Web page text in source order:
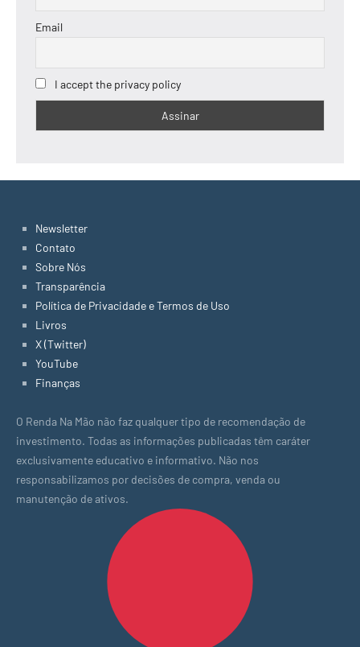
Email
I accept the privacy policy
Newsletter
Contato
Sobre Nós
Transparência
Política de Privacidade e Termos de Uso
Livros
X (Twitter)
YouTube
Finanças
O Renda Na Mão não faz qualquer tipo de recomendação de
investimento. Todas as informações publicadas têm caráter
exclusivamente educativo e informativo. Não nos
responsabilizamos por decisões de compra, venda ou
manutenção de ativos.